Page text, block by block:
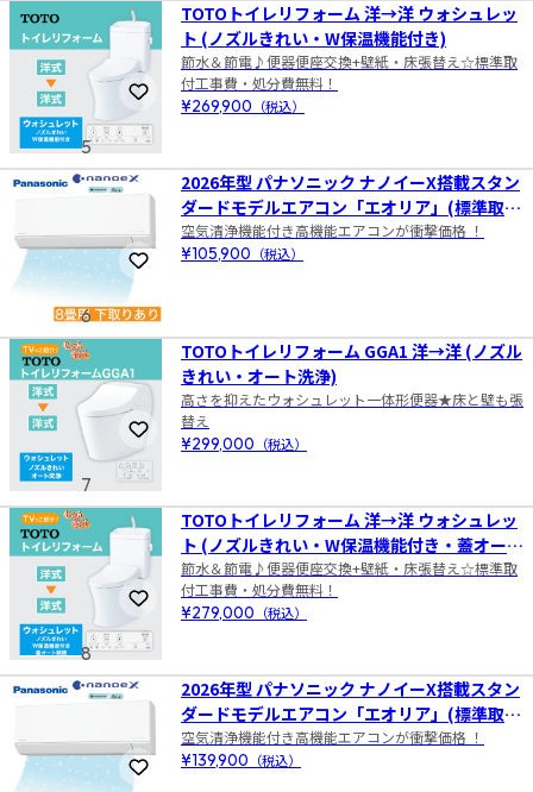
お気に入りに登録
TOTOトイレリフォーム 洋→洋 ウォシュレッ
ト (ノズルきれい・W保温機能付き)
節水＆節電♪便器便座交換+壁紙・床張替え☆標準取
付工事費・処分費無料！
¥269,900 （税込）
お気に入りに登録
5
2026年型 パナソニック ナノイーX搭載スタン
ダードモデルエアコン「エオリア」(標準取付
工事費込み) 8畳用 下取りあり
空気清浄機能付き高機能エアコンが衝撃価格 ！
¥105,900 （税込）
お気に入りに登録
6
TOTOトイレリフォーム GGA1 洋→洋 (ノズル
きれい・オート洗浄)
高さを抑えたウォシュレット一体形便器★床と壁も張
替え
¥299,000 （税込）
お気に入りに登録
7
TOTOトイレリフォーム 洋→洋 ウォシュレッ
ト (ノズルきれい・W保温機能付き・蓋オート
開閉)
節水＆節電♪便器便座交換+壁紙・床張替え☆標準取
付工事費・処分費無料！
¥279,000 （税込）
お気に入りに登録
8
2026年型 パナソニック ナノイーX搭載スタン
ダードモデルエアコン「エオリア」(標準取付
工事費込み) 12畳用 下取りあり
空気清浄機能付き高機能エアコンが衝撃価格 ！
¥139,900 （税込）